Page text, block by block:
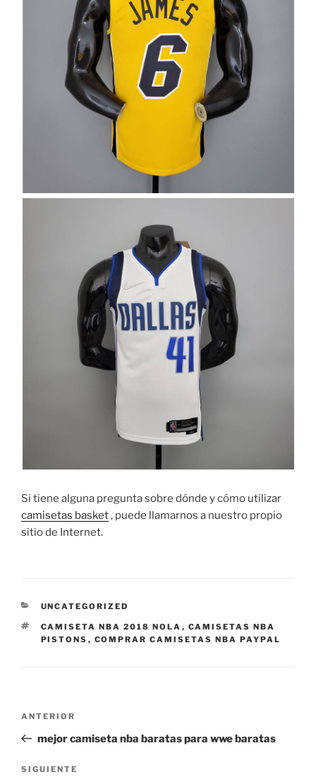
Si tiene alguna pregunta sobre dónde y cómo utilizar
camisetas basket, puede llamarnos a nuestro propio
sitio de Internet.
CATEGORÍAS
UNCATEGORIZED
ETIQUETAS
CAMISETA NBA 2018 NOLA , CAMISETAS NBA
PISTONS , COMPRAR CAMISETAS NBA PAYPAL
entradas
Entrada
anterior:
ANTERIOR
mejor camiseta nba baratas para wwe baratas
Siguiente
SIGUIENTE